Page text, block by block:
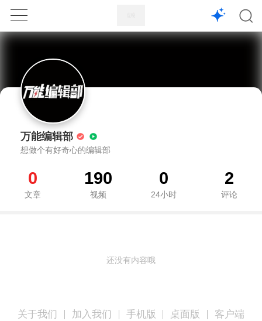
1X
万能编辑部
想做个有好奇心的编辑部
0
文章
190
视频
0
24小时
2
评论
还没有内容哦
关于我们 加入我们 手机版 桌面版 客户端